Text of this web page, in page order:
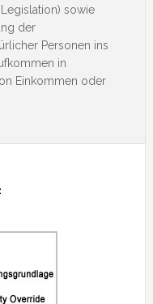
sowie
der
Personen ins
in
Einkommen oder